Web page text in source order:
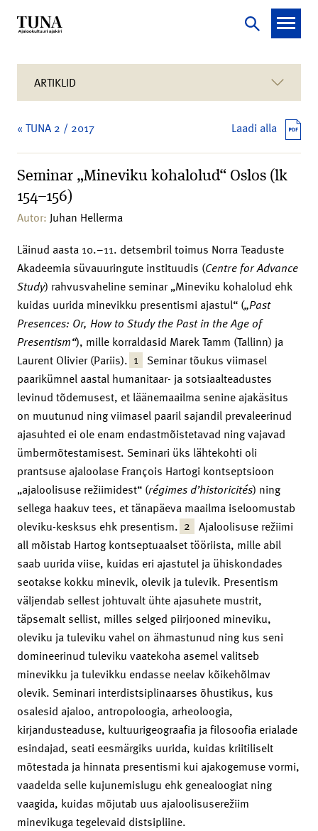
ARTIKLID
« TUNA 2 / 2017 Laadi alla
Seminar „Mineviku kohalolud“ Oslos (lk
154–156)
Autor: Juhan Hellerma
Läinud aasta 10.–11. detsembril toimus Norra Teaduste
Akadeemia süvauuringute instituudis (Centrefor Advance
Study) rahvusvaheline seminar „Mineviku kohalolud ehk
kuidas uurida minevikku presentismi ajastul“ („Past
Presences: Or, How to Study the Past in the Age of
Presentism“), mille korraldasid Marek Tamm (Tallinn) ja
Laurent Olivier (Pariis). 1 Seminar tõukus viimasel
paarikümnel aastal humanitaar- ja sotsiaalteadustes
levinud tõdemusest, et läänemaailma senine ajakäsitus
on muutunud ning viimasel paaril sajandil prevaleerinud
ajasuhted ei ole enam endastmõistetavad ning vajavad
ümbermõtestamisest. Seminari üks lähtekohti oli
prantsuse ajaloolase François Hartogi kontseptsioon
„ajaloolisuse režiimidest“ (régimes d’historicités) ning
sellega haakuv tees, et tänapäeva maailma iseloomustab
oleviku-kesksus ehk presentism. 2 Ajaloolisuse režiimi
all mõistab Hartog kontseptuaalset tööriista, mille abil
saab uurida viise, kuidas eri ajastutel ja ühiskondades
seotakse kokku minevik, olevik ja tulevik. Presentism
väljendab sellest johtuvalt ühte ajasuhete mustrit,
täpsemalt sellist, milles selged piirjooned mineviku,
oleviku ja tuleviku vahel on ähmastunud ning kus seni
domineerinud tuleviku vaatekoha asemel valitseb
minevikku ja tulevikku endasse neelav kõikehõlmav
olevik. Seminari interdistsiplinaarses õhustikus, kus
osalesid ajaloo, antropoloogia, arheoloogia,
kirjandusteaduse, kultuurigeograafia ja filosoofia erialade
esindajad, seati eesmärgiks uurida, kuidas kriitiliselt
mõtestada ja hinnata presentismi kui ajakogemuse vormi,
vaadelda selle kujunemislugu ehk genealoogiat ning
vaagida, kuidas mõjutab uus ajaloolisuserežiim
minevikuga tegelevaid distsipliine.